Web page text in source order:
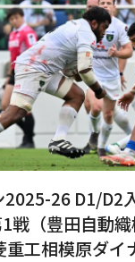
26 D1/D2
戦（豊田自動
工相模原ダイ